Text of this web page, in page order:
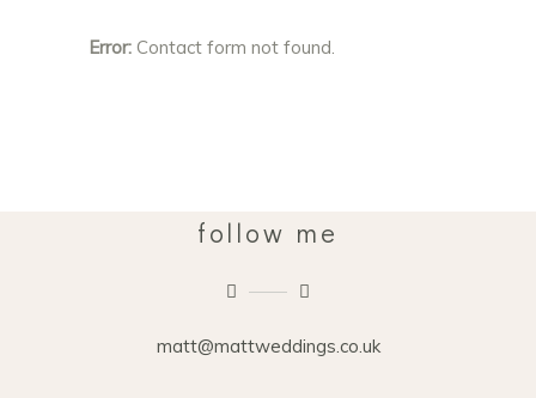
Error: Contact form not found.
follow me
matt@mattweddings.co.uk